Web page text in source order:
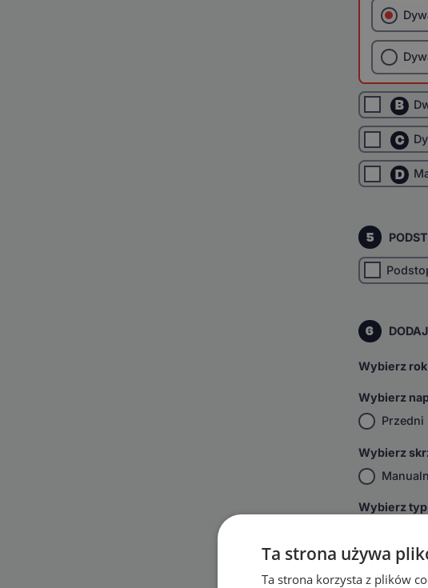
B
C
D
5
6
Wybierz
Wybierz
Przedni
Wybierz
Wybierz
Ta strona używa
Ta strona korzysta z plików